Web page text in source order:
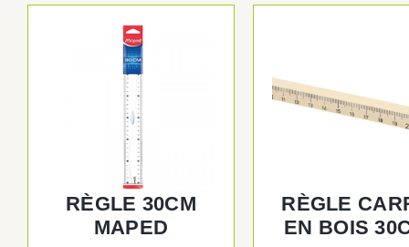
RÈGLE 30CM
MAPED
RÈGLE
EN BOIS